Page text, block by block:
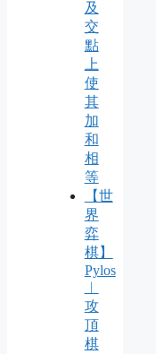
及
交
點
上
使
其
加
和
相
等
【世
界
弈
棋】
Pylos
︱
攻
頂
棋